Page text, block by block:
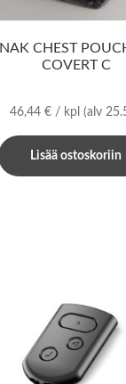
CHEST
COVERT C
46,44 €/ kpl (alv
Lisää ostoskoriin